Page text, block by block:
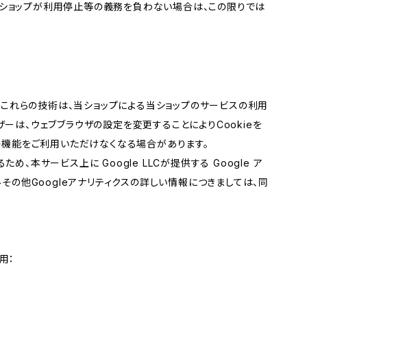
ョップが利用停止等の義務を負わない場合は、この限りでは
れらの技術は、当ショップによる当ショップのサービスの利用
は、ウェブブラウザの設定を変更することによりCookieを
能をご利用いただけなくなる場合があります。
るため、本サービス上に Google LLCが提供する Google ア
の他Googleアナリティクスの詳しい情報につきましては、同
：